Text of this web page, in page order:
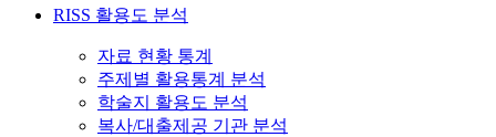
RISS 활용도 분석
자료 현황 통계
주제별 활용통계 분석
학술지 활용도 분석
복사/대출제공 기관 분석